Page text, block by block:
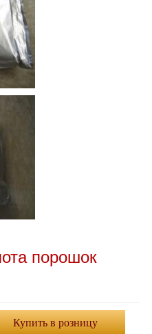
порошок
Купить в розницу